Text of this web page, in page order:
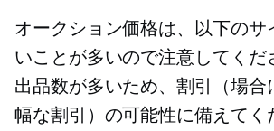
オークション価格は、以下のサ
いことが多いので注意してくだ
出品数が多いため、割引（場合
幅な割引）の可能性に備えてく